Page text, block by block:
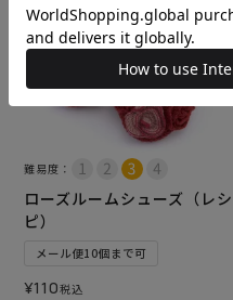
難易度：
ローズルームシューズ（レシ
ピ）
メール便10個まで可
¥110税込